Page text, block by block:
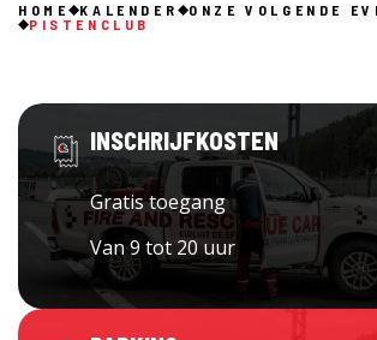
HOME KALENDER
ONZE VOLGENDE
PISTENCLUB
INSCHRIJFKOSTEN
Gratis toegang
Van 9 tot 20 uur